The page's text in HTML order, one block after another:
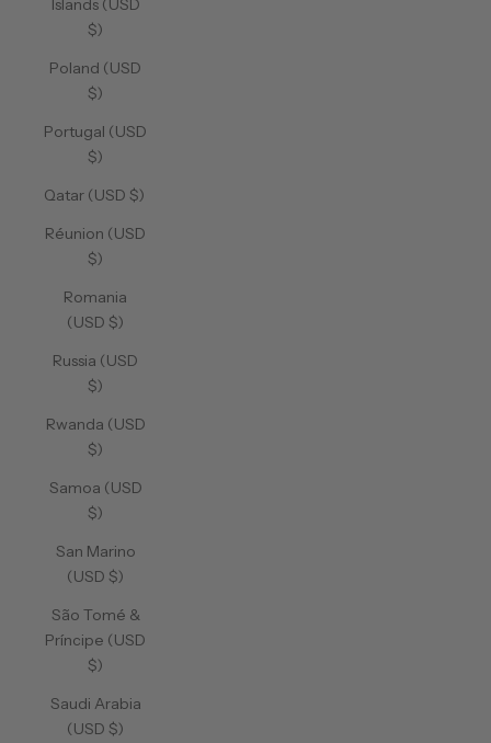
Islands (USD
$)
Poland (USD
$)
Portugal (USD
$)
Qatar (USD $)
Réunion (USD
$)
Romania
(USD $)
Russia (USD
$)
Rwanda (USD
$)
Samoa (USD
$)
San Marino
(USD $)
São Tomé &
Príncipe (USD
$)
Saudi Arabia
(USD $)